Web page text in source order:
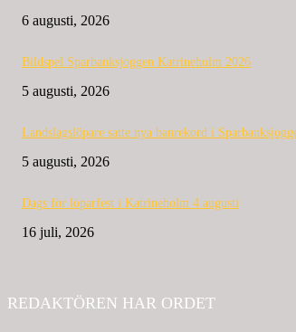
6 augusti, 2026
Bildspel Sparbanksjoggen Katrineholm 2026
5 augusti, 2026
Landslagslöpare satte nya banrekord i
5 augusti, 2026
Dags för löparfest i Katrineholm 4 augusti
16 juli, 2026
REDAKTÖREN HAR ORDET